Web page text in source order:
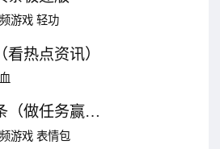
游戏 轻功
看热点资讯）
（做任务赢红
游戏 表情包